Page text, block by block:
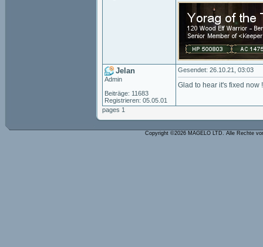
Jelan
Admin
Beiträge: 11683
Registrieren: 05.05.01
Gesendet: 26.10.21, 03:03
Glad to hear it's fixed now !
pages 1
Copyright ©2026 MAGELO LTD. Alle Rechte